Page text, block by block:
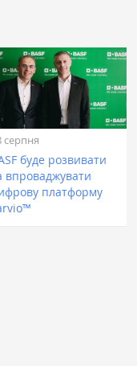
серпня
буде розвивати
впроваджувати
платформу